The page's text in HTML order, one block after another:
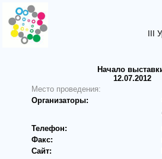
III
Начало
12.07.2012
Место проведения:
Организаторы:
Телефон:
Факс:
Сайт: